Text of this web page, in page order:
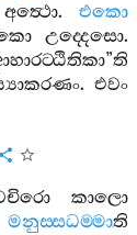
අත්‍ථො. එකො
උද‍්දෙසො.
”ති
. එවං
කාලො
මනුස‍්සධම‍්මාති